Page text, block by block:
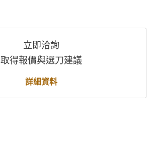
立即洽詢
取得報價與選刀建議
詳細資料